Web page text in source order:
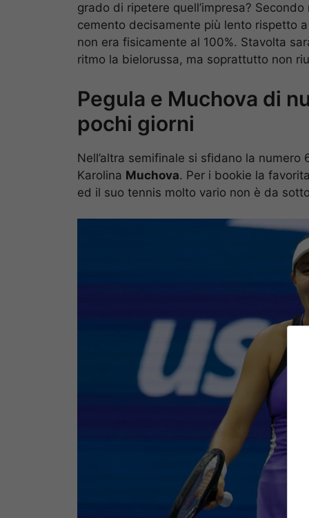
grado di ripetere quell’impresa?
cemento decisamente più lento rispetto
non era fisicamente al 100%. Stavolta
ritmo la bielorussa, ma soprattutto non
Pegula e Muchova di
pochi giorni
Nell’altra semifinale si sfidano la numero
Karolina Muchova. Per i bookie la
ed il suo tennis molto vario non è da